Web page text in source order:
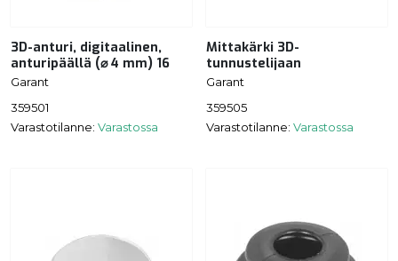
3D-anturi, digitaalinen,
anturipäällä (⌀ 4 mm) 16
Garant
359501
Varastotilanne: Varastossa
Mittakärki 3D-
tunnustelijaan
Garant
359505
Varastotilanne: Varastossa